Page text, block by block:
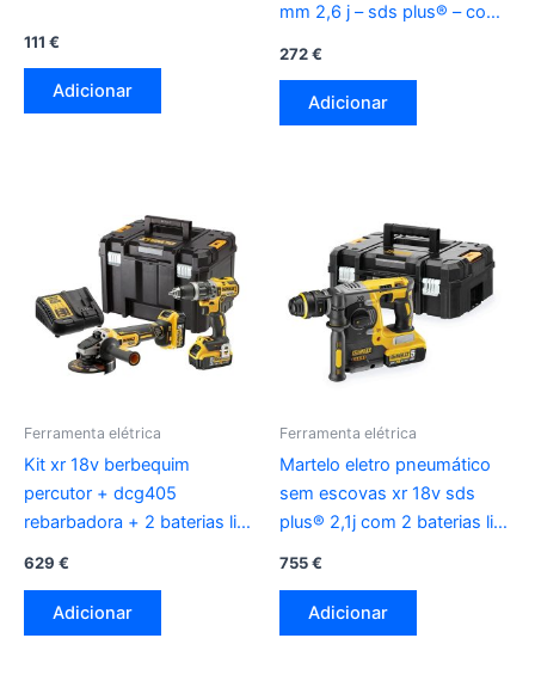
111 €
Adicionar
mm 2,6 j – sds plus® – com
272€
Adicionar
Ferramenta elétrica
Kit xr 18v berbequim
percutor + dcg405
rebarbadora + 2 baterias li-
629 €
Adicionar
Ferramenta elétrica
Martelo eletro pneumático
sem escovas xr 18v sds
plus® 2,1j com 2 baterias li-
755€
Adicionar